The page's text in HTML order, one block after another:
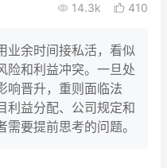
场景库
14.3k 410
业余时间接私活，看似
险和利益冲突。一旦处
响晋升，重则面临法
利益分配、公司规定和
要提前思考的问题。